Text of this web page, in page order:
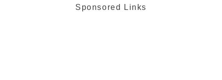
Sponsored Links